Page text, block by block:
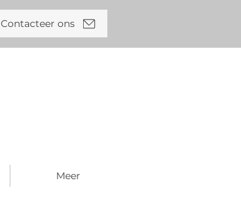
Contacteer ons
Meer